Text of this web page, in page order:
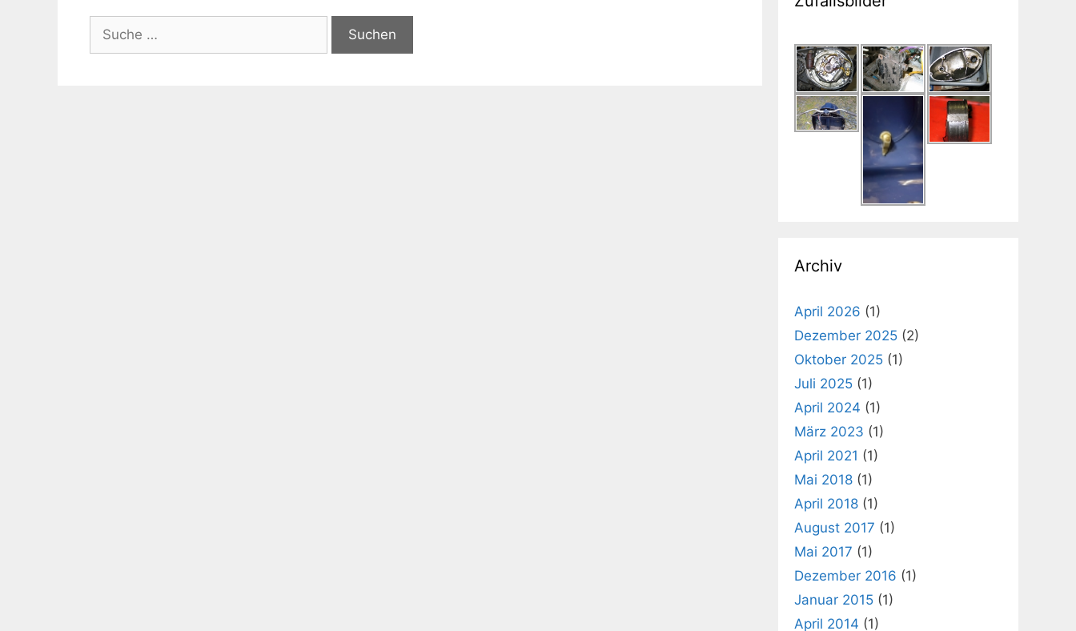
nach:
Archiv
April 2026 (1)
Dezember 2025 (2)
Oktober 2025 (1)
Juli 2025 (1)
April 2024 (1)
März 2023 (1)
April 2021 (1)
Mai 2018 (1)
April 2018 (1)
August 2017 (1)
Mai 2017 (1)
Dezember 2016 (1)
Januar 2015 (1)
April 2014 (1)